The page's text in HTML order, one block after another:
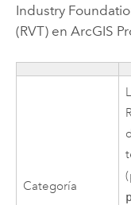
Industry
(RVT) en ArcGIS
Categoría